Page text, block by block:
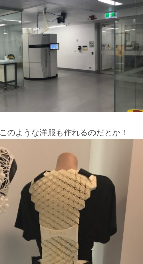
のような洋服も作れるのだとか！